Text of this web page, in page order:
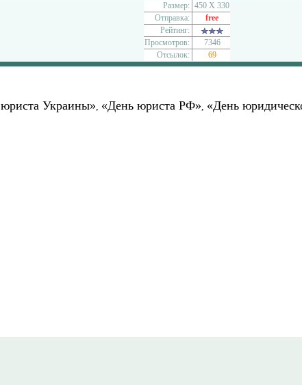
Размер: 450 Х 330
Отправка:
free
Рейтинг:
Просмотров:
7346
Отсылок:
69
Украины», «День юриста РФ», «День